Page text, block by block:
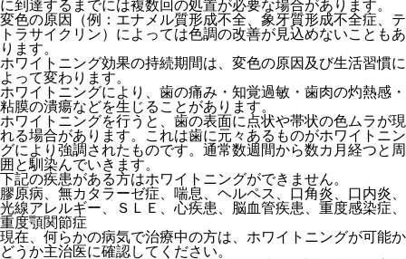
に到達するまでには複数回の処置が必要な場合があります。
変色の原因（例：エナメル質形成不全、象牙質形成不全症、テ
トラサイクリン）によっては色調の改善が見込めないこともあ
ります。
ホワイトニング効果の持続期間は、変色の原因及び生活習慣に
よって変わります。
ホワイトニングにより、歯の痛み・知覚過敏・歯肉の灼熱感・
粘膜の潰瘍などを生じることがあります。
ホワイトニングを行うと、歯の表面に点状や帯状の色ムラが現
れる場合があります。これは歯に元々あるものがホワイトニン
グにより強調されたものです。通常数週間から数カ月経つと周
囲と馴染んでいきます。
下記の疾患がある方はホワイトニングができません。
膠原病、無カタラーゼ症、喘息、ヘルペス、口角炎、口内炎、
光線アレルギー、ＳＬＥ、心疾患、脳血管疾患、重度感染症、
重度顎関節症
現在、何らかの病気で治療中の方は、ホワイトニングが可能か
どうか主治医に確認してください。